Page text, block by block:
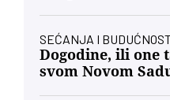
SEĆANJA I
Dogodine, ili one
svom Novom